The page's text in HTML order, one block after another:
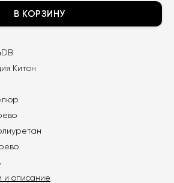
В КОРЗИНУ
Китон
и описание